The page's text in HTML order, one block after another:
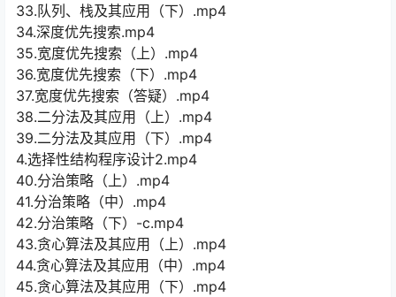
33.队列、栈及其应用（下）.mp4
34.深度优先搜索.mp4
35.宽度优先搜索（上）.mp4
36.宽度优先搜索（下）.mp4
37.宽度优先搜索（答疑）.mp4
38.二分法及其应用（上）.mp4
39.二分法及其应用（下）.mp4
4.选择性结构程序设计2.mp4
40.分治策略（上）.mp4
41.分治策略（中）.mp4
42.分治策略（下）-c.mp4
43.贪心算法及其应用（上）.mp4
44.贪心算法及其应用（中）.mp4
45.贪心算法及其应用（下）.mp4